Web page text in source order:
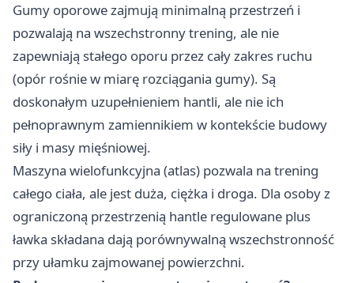
Gumy oporowe zajmują minimalną przestrzeń i
pozwalają na wszechstronny trening, ale nie
zapewniają stałego oporu przez cały zakres ruchu
(opór rośnie w miarę rozciągania gumy). Są
doskonałym uzupełnieniem hantli, ale nie ich
pełnoprawnym zamiennikiem w kontekście budowy
siły i masy mięśniowej.
Maszyna wielofunkcyjna (atlas) pozwala na trening
całego ciała, ale jest duża, ciężka i droga. Dla osoby z
ograniczoną przestrzenią hantle regulowane plus
ławka składana dają porównywalną wszechstronność
przy ułamku zajmowanej powierzchni.